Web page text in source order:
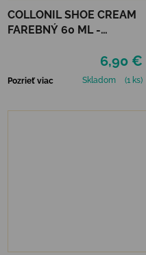
COLLONIL SHOE CREAM
FAREBNÝ 60 ML -
6,90 €
Pozrieť viac Skladom (1 ks)